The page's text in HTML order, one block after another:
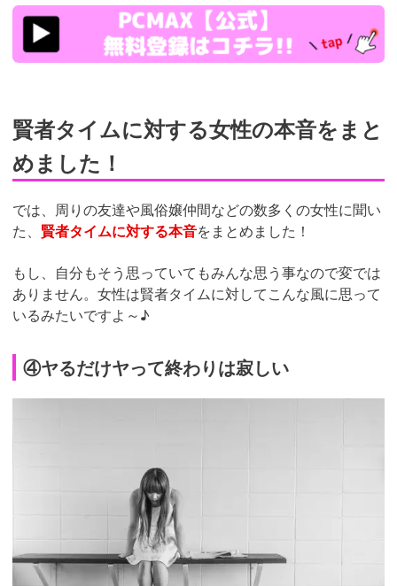
https://pcmax.jp/lp/?
ad_id=rm307152
賢者タイムに対する女性の本音をまと
めました！
では、周りの友達や風俗嬢仲間などの数多くの女性に聞い
た、 賢者タイムに対する本音をまとめました！
もし、自分もそう思っていてもみんな思う事なので変では
ありません。女性は賢者タイムに対してこんな風に思って
いるみたいですよ～♪
④ヤるだけヤって終わりは寂しい